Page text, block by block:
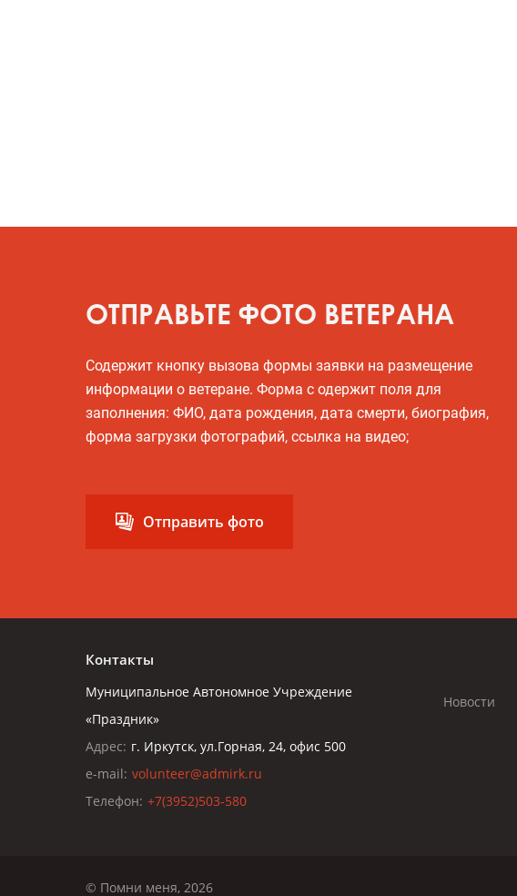
ОТПРАВЬТЕ ФОТО ВЕТЕРАНА
Содержит кнопку вызова формы заявки на размещение
информации о ветеране. Форма с одержит поля для
заполнения: ФИО, дата рождения, дата смерти, биография,
форма загрузки фотографий, ссылка на видео;
Отправить фото
Контакты
Муниципальное Автономное Учреждение
«Праздник»
Адрес: г. Иркутск, ул.Горная, 24, офис 500
e-mail: volunteer@admirk.ru
Телефон: +7(3952)503-580
Новости
© Помни меня, 2026